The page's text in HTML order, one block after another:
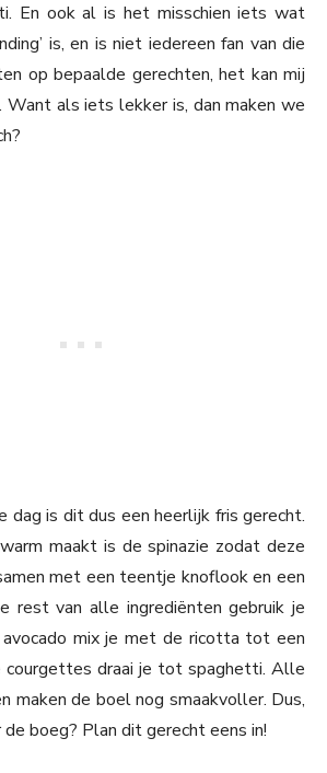
En ook al is het misschien iets wat
is, en is niet iedereen fan van die
op bepaalde gerechten, het kan mij
Want als iets lekker is, dan maken we
dag is dit dus een heerlijk fris gerecht.
maakt is de spinazie zodat deze
met een teentje knoflook en een
rest van alle ingrediënten gebruik je
mix je met de ricotta tot een
courgettes draai je tot spaghetti. Alle
maken de boel nog smaakvoller. Dus,
boeg? Plan dit gerecht eens in!